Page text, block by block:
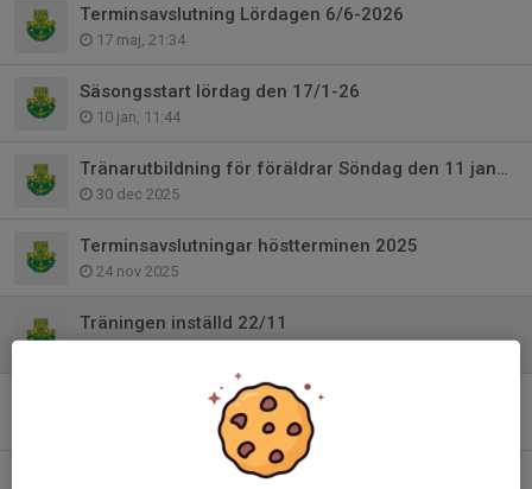
Terminsavslutning Lördagen 6/6-2026
17 maj, 21:34
Säsongsstart lördag den 17/1-26
10 jan, 11:44
Tränarutbildning för föräldrar Söndag den 11 januari
30 dec 2025
Terminsavslutningar höstterminen 2025
24 nov 2025
Träningen inställd 22/11
Tränarutbildning för föräldrar den 11 januari 2026
Förändring i träningsgrupperna